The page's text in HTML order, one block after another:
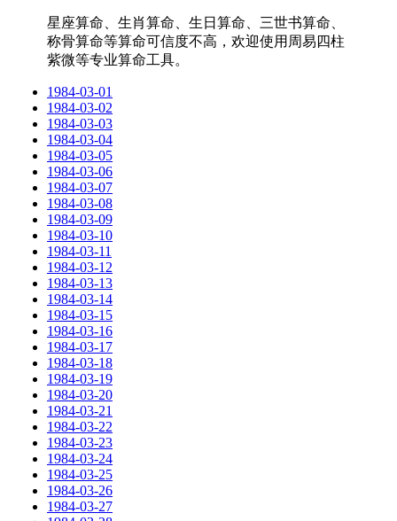
星座算命、生肖算命、生日算命、三世书算命、
称骨算命等算命可信度不高，欢迎使用周易四柱
紫微等专业算命工具。
1984-03-01
1984-03-02
1984-03-03
1984-03-04
1984-03-05
1984-03-06
1984-03-07
1984-03-08
1984-03-09
1984-03-10
1984-03-11
1984-03-12
1984-03-13
1984-03-14
1984-03-15
1984-03-16
1984-03-17
1984-03-18
1984-03-19
1984-03-20
1984-03-21
1984-03-22
1984-03-23
1984-03-24
1984-03-25
1984-03-26
1984-03-27